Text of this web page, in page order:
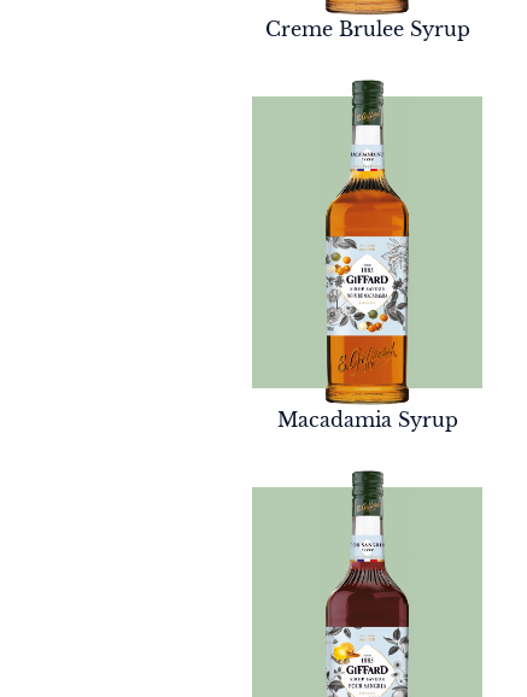
Creme Brulee Syrup
Macadamia Syrup